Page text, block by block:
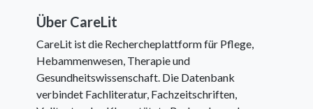
Über CareLit
CareLit ist die Rechercheplattform für Pflege,
Hebammenwesen, Therapie und
Gesundheitswissenschaft. Die Datenbank
verbindet Fachliteratur, Fachzeitschriften,